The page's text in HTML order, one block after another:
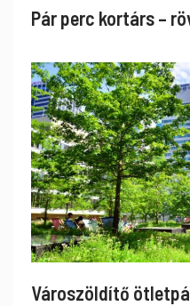
Pár perc kortárs –
Városzöldítő